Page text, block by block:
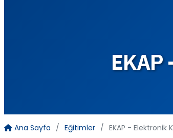
EKAP
Ana Sayfa Eğitimler EKAP - Elektronik